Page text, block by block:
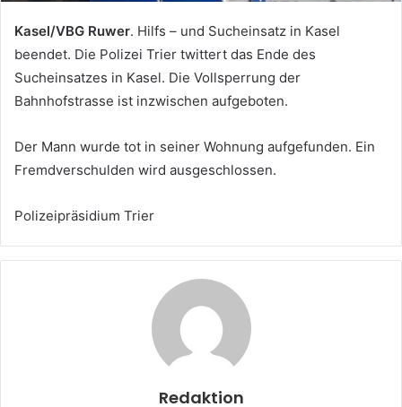
Kasel/VBG Ruwer. Hilfs – und Sucheinsatz in Kasel
beendet. Die Polizei Trier twittert das Ende des
Sucheinsatzes in Kasel. Die Vollsperrung der
Bahnhofstrasse ist inzwischen aufgeboten.
Der Mann wurde tot in seiner Wohnung aufgefunden. Ein
Fremdverschulden wird ausgeschlossen.
Polizeipräsidium Trier
Redaktion